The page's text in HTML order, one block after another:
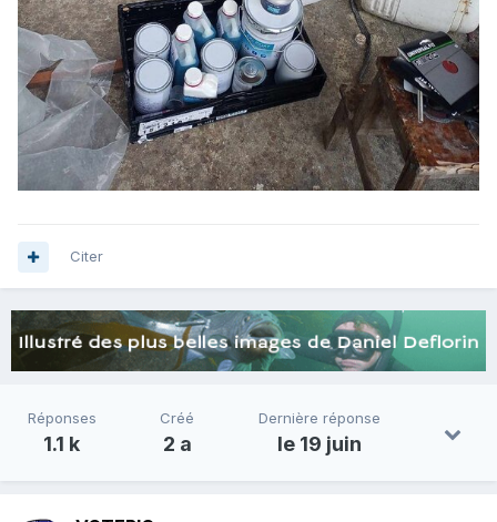
Citer
Réponses
1.1 k
Créé
2 a
Dernière réponse
le 19 juin